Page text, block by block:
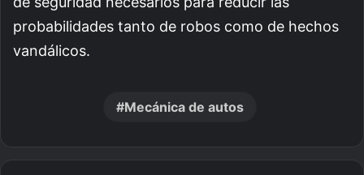
probabilidades tanto de robos como de hechos
vandálicos.
Mecánica de autos